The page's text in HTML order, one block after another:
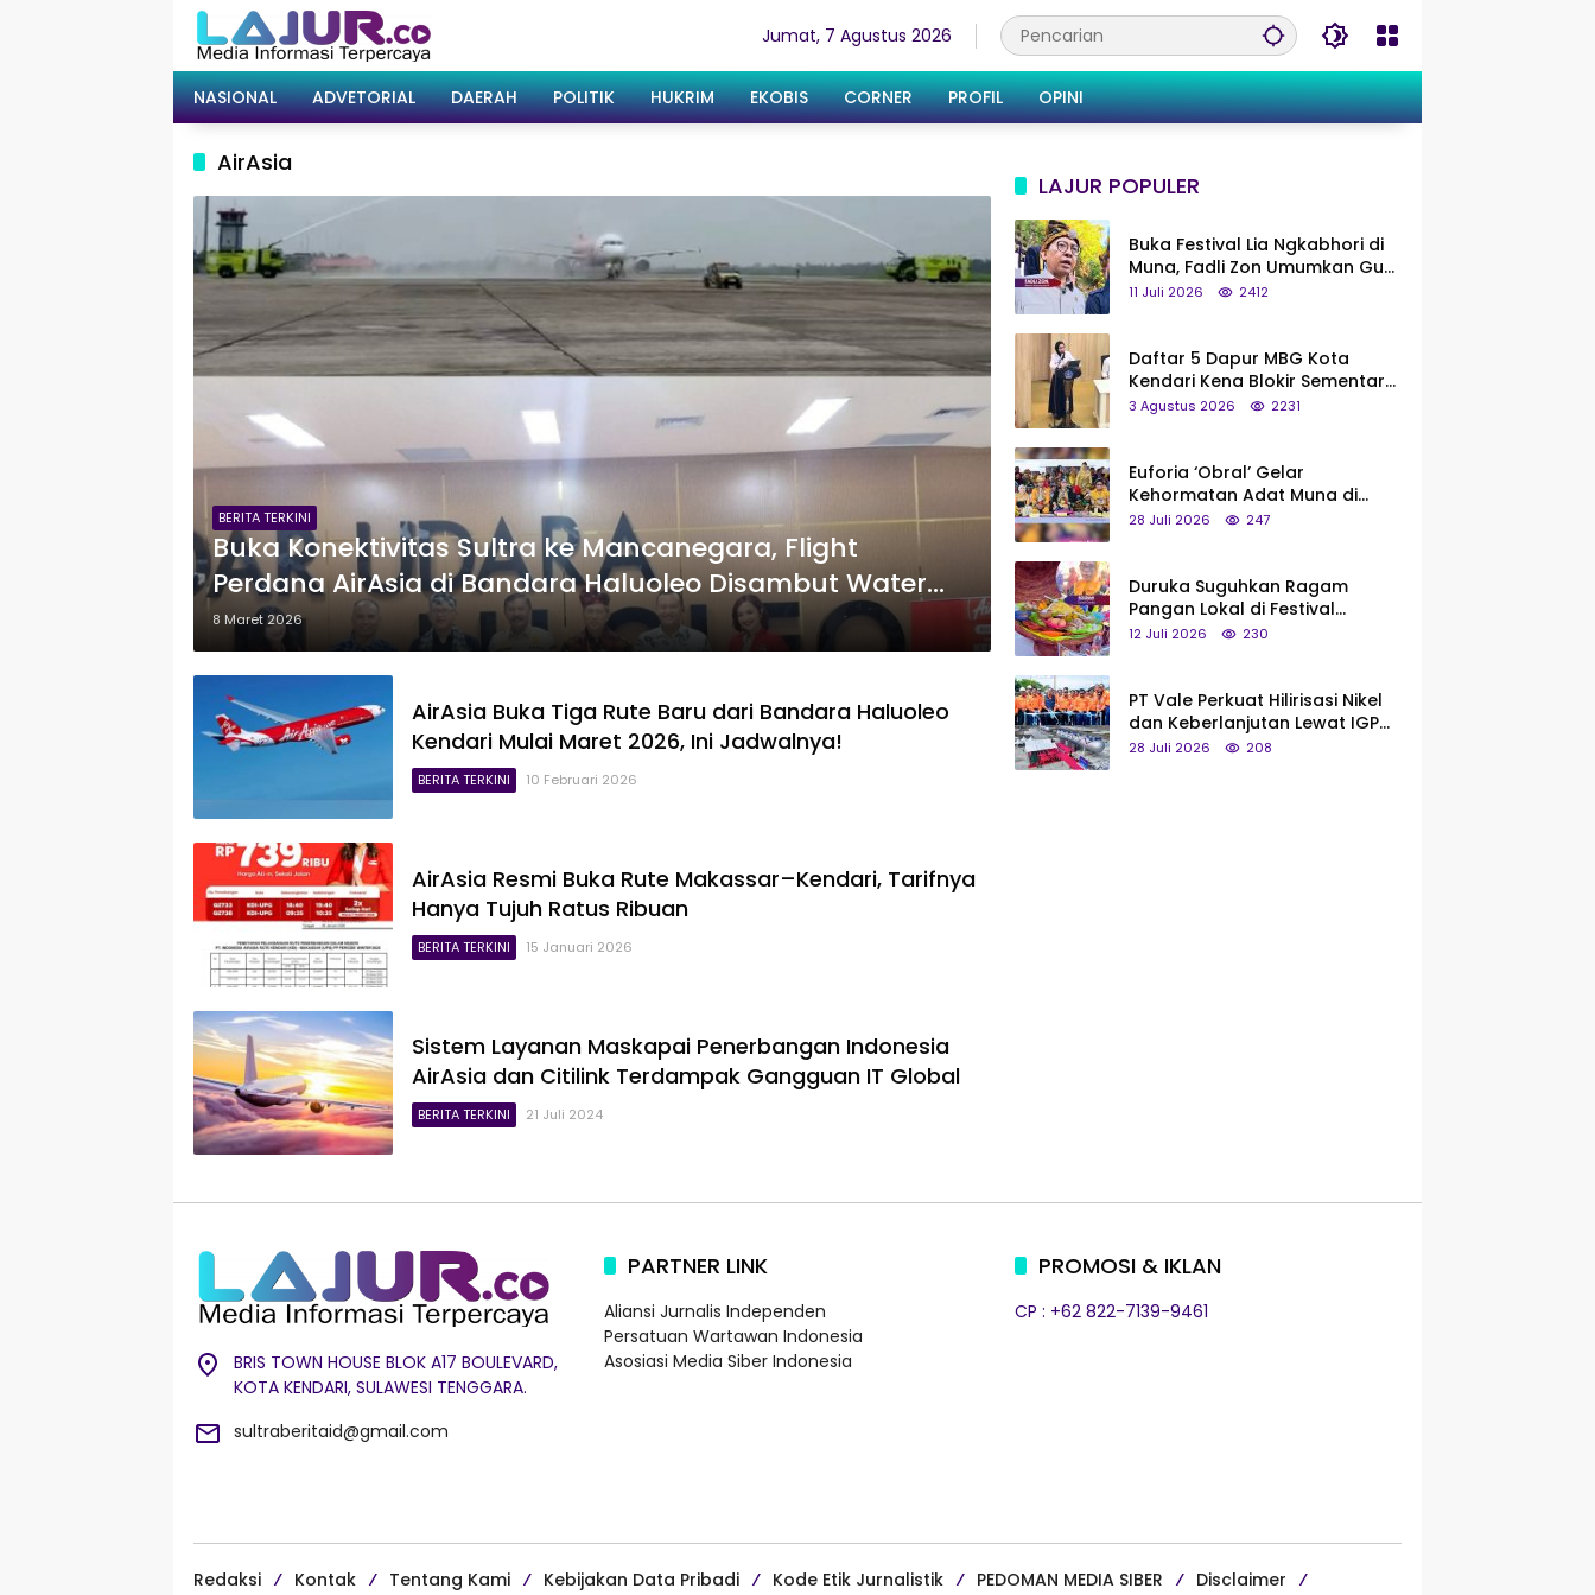
Jumat, 7 Agustus 2026
NASIONAL ADVETORIAL DAERAH POLITIK HUKRIM EKOBIS CORNER PROFIL OPINI
AirAsia
BERITA TERKINI
Buka Konektivitas Sultra ke Mancanegara, Flight
Perdana AirAsia di Bandara Haluoleo Disambut Water
Salute
8 Maret 2026
AirAsia Buka Tiga Rute Baru dari Bandara Haluoleo
Kendari Mulai Maret 2026, Ini Jadwalnya!
BERITA TERKINI 10 Februari 2026
AirAsia Resmi Buka Rute Makassar–Kendari, Tarifnya
Hanya Tujuh Ratus Ribuan
BERITA TERKINI 15 Januari 2026
Sistem Layanan Maskapai Penerbangan Indonesia
AirAsia dan Citilink Terdampak Gangguan IT Global
BERITA TERKINI 21 Juli 2024
LAJUR POPULER
Buka Festival Lia Ngkabhori di
Muna, Fadli Zon Umumkan Gua
Metanduno Segera Naik Status
11 Juli 2026 2412
Daftar 5 Dapur MBG Kota
Kendari Kena Blokir Sementara
dari Pusat
3 Agustus 2026 2231
Euforia ‘Obral’ Gelar
Kehormatan Adat Muna di
Silaturahmi KKMM, Ridwan Bae:
28 Juli 2026 247
Duruka Suguhkan Ragam
Pangan Lokal di Festival
Liangkobhori, Dari Umbi Rebus
12 Juli 2026 230
PT Vale Perkuat Hilirisasi Nikel
dan Keberlanjutan Lewat IGP
Morowali
28 Juli 2026 208
BRIS TOWN HOUSE BLOK A17 BOULEVARD,
KOTA KENDARI, SULAWESI TENGGARA.
sultraberitaid@gmail.com
PARTNER LINK
Aliansi Jurnalis Independen
Persatuan Wartawan Indonesia
Asosiasi Media Siber Indonesia
PROMOSI & IKLAN
CP : +62 822-7139-9461
Redaksi Kontak Tentang Kami Kebijakan Data Pribadi Kode Etik Jurnalistik PEDOMAN MEDIA SIBER Disclaimer